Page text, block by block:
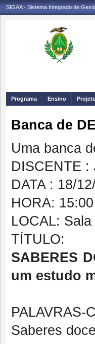
SIGAA - Sistema Integrado de
Programa Ensino
Banca de
Uma banca
DISCENTE :
DATA : 18/
HORA: 15:00
LOCAL:
TÍTULO:
SABERES
um estudo
PALAVRAS-
Saberes